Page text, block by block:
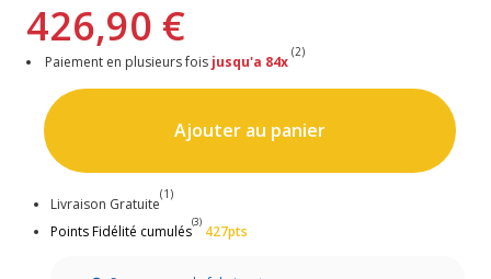
426,90 €
Paiement en plusieurs fois jusqu'a 84x
(2)
Ajouter au panier
Livraison Gratuite
(1)
Points Fidélité cumulés
(3)
427pts